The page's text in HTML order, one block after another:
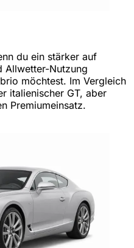
du ein stärker auf
Allwetter-Nutzung
möchtest. Im Vergleich
italienischer GT, aber
Premiumeinsatz.